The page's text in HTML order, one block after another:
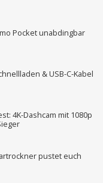
Pocket unabdingbar
& USB-C-Kabel
4K-Dashcam mit 1080p
pustet euch